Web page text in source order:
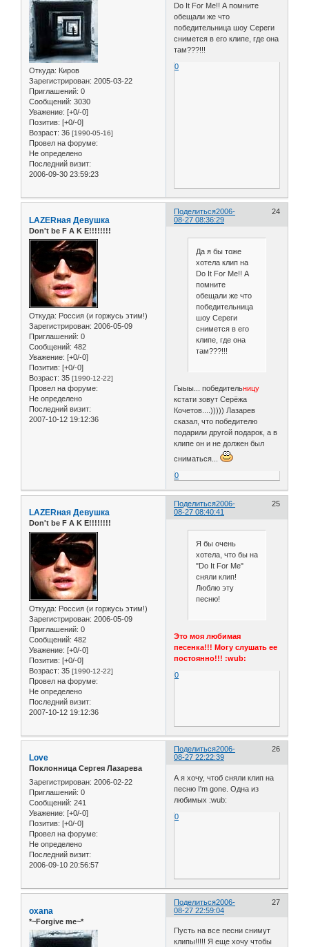
Откуда: Киров
Зарегистрирован: 2005-03-22
Приглашений: 0
Сообщений: 3030
Уважение: [+0/-0]
Позитив: [+0/-0]
Возраст: 36 [1990-05-16]
Провел на форуме:
Не определено
Последний визит:
2006-09-30 23:59:23
Do It For Me!! А помните
обещали же что
победительница шоу Сереги
снимется в его клипе, где она
там???!!!
0
Поделиться 24
2006-
08-27 08:36:29
LAZERная Девушка
Don't be F A K E!!!!!!!!
Откуда: Россия (и горжусь этим!)
Зарегистрирован: 2006-05-09
Приглашений: 0
Сообщений: 482
Уважение: [+0/-0]
Позитив: [+0/-0]
Возраст: 35 [1990-12-22]
Провел на форуме:
Не определено
Последний визит:
2007-10-12 19:12:36
Да я бы тоже
хотела клип на
Do It For Me!! А
помните
обещали же что
победительница
шоу Сереги
снимется в его
клипе, где она
там???!!!
Гыыы... победительницу
кстати зовут Серёжа
Кочетов....))))) Лазарев
сказал, что победителю
подарили другой подарок, а в
клипе он и не должен был
сниматься...
0
Поделиться 25
2006-
08-27 08:40:41
LAZERная Девушка
Don't be F A K E!!!!!!!!
Откуда: Россия (и горжусь этим!)
Зарегистрирован: 2006-05-09
Приглашений: 0
Сообщений: 482
Уважение: [+0/-0]
Позитив: [+0/-0]
Возраст: 35 [1990-12-22]
Провел на форуме:
Не определено
Последний визит:
2007-10-12 19:12:36
Я бы очень
хотела, что бы на
"Do It For Me"
сняли клип!
Люблю эту
песню!
Это моя любимая
песенка!!! Могу слушать ее
постоянно!!! :wub:
0
Поделиться 26
2006-
08-27 22:22:39
Love
Поклонница Сергея Лазарева
Зарегистрирован: 2006-02-22
Приглашений: 0
Сообщений: 241
Уважение: [+0/-0]
Позитив: [+0/-0]
Провел на форуме:
Не определено
Последний визит:
2006-09-10 20:56:57
А я хочу, чтоб сняли клип на
песню I'm gone. Одна из
любимых :wub:
0
Поделиться 27
2006-
08-27 22:59:04
oxana
*~Forgive me~*
Пусть на все песни снимут
клипы!!!!! Я еще хочу чтобы